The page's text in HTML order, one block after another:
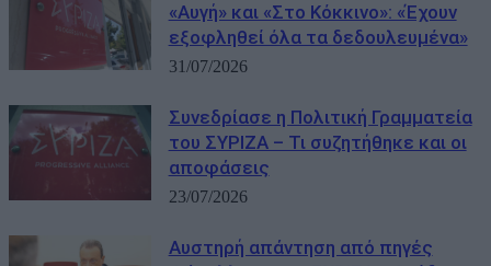
«Αυγή» και «Στο Κόκκινο»: «Έχουν
εξοφληθεί όλα τα δεδουλευμένα»
31/07/2026
Συνεδρίασε η Πολιτική Γραμματεία
του ΣΥΡΙΖΑ – Τι συζητήθηκε και οι
αποφάσεις
23/07/2026
Αυστηρή απάντηση από πηγές